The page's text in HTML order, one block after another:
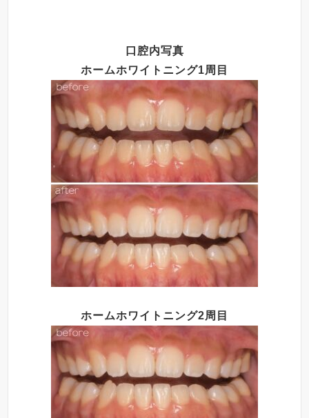
口腔内写真
ホームホワイトニング1周目
ホームホワイトニング2周目